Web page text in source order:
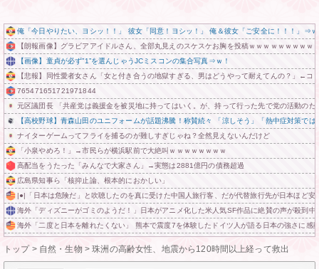
俺「今日やりたい、ヨシッ！！」 彼女「同意！ヨシッ！」 俺＆彼女「ご安全に！！！」⇒
【朗報画像】グラビアアイドルさん、全部丸見えのスケスケお胸を投稿ｗｗｗｗｗｗｗｗｗ
【画像】童貞が必ず”1”を選んじゃうJCミスコンの集合写真⇒ｗ！
【悲報】同性愛者女さん「女と付き合うの地獄すぎる、男はどうやって耐えてんの？」←コ
765471651721971844
元区議団長 「共産党は義援金を被災地に持ってはいく。が、持って行った先で党の活動のた
【高校野球】青森山田のユニフォームが話題沸騰！称賛続々 「涼しそう」「熱中症対策で
ナイターゲームってフライを捕るのが難しすぎじゃね？全然見えないんだけど
「小泉やめろ！」→市民らが横浜駅前で大絶叫ｗｗｗｗｗｗｗｗ
高配当をうたった「みんなで大家さん」→実態は2881億円の債務超過
広島県知事ら「核抑止論、根本的におかしい」
|●|「日本は危険だ」と吹聴したのを真に受けた中国人旅行客、だが代替旅行先が日本ほど
海外「ディズニーがゴミのようだ！」日本がアニメ化した米人気SF作品に絶賛の声が殺到中
海外「二度と日本を離れたくない」 熊本で震度7を体験したドイツ人が語る日本の強さに感
トップ> 自然・生物 >珠洲の高齢女性、地震から120時間以上経って救出